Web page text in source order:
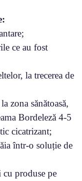
ce au fost
la trecerea de
zona sănătoasă,
Bordeleză 4-5
cicatrizant;
într-o soluție de
produse pe